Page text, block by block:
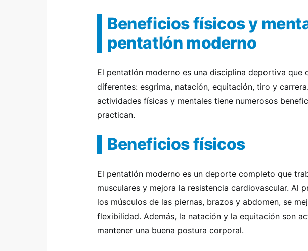
Beneficios físicos y
pentatlón moderno
El pentatlón moderno es una disciplina deportiva que
diferentes: esgrima, natación, equitación, tiro y
actividades físicas y mentales tiene numerosos
practican.
Beneficios físicos
El pentatlón moderno es un deporte completo que
musculares y mejora la resistencia cardiovascular. Al
los músculos de las piernas, brazos y abdomen, se
flexibilidad. Además, la natación y la equitación son
mantener una buena postura corporal.